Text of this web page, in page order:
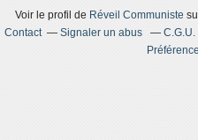
Voir le profil de Réveil Communiste
Contact
Signaler un abus C.G.U.